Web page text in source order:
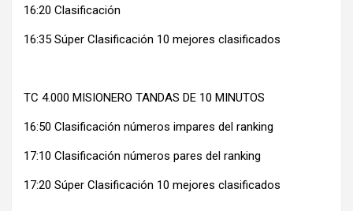
16:20 Clasificación
16:35 Súper Clasificación 10 mejores clasificados
TC 4.000 MISIONERO TANDAS DE 10 MINUTOS
16:50 Clasificación números impares del ranking
17:10 Clasificación números pares del ranking
17:20 Súper Clasificación 10 mejores clasificados